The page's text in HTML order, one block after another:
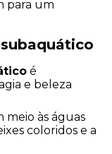
para um
é
e beleza
meio às águas
coloridos e a